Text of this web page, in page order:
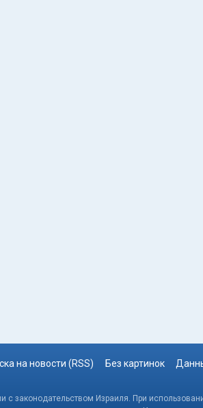
на новости (RSS) Без картинок
законодательством Израиля. При